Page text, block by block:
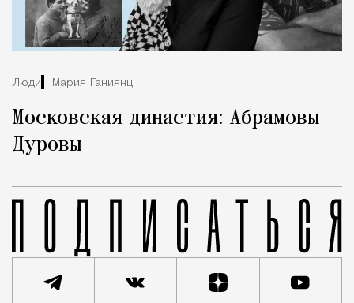
Люди Мария Ганиянц
Московская династия: Абрамовы —
Дуровы